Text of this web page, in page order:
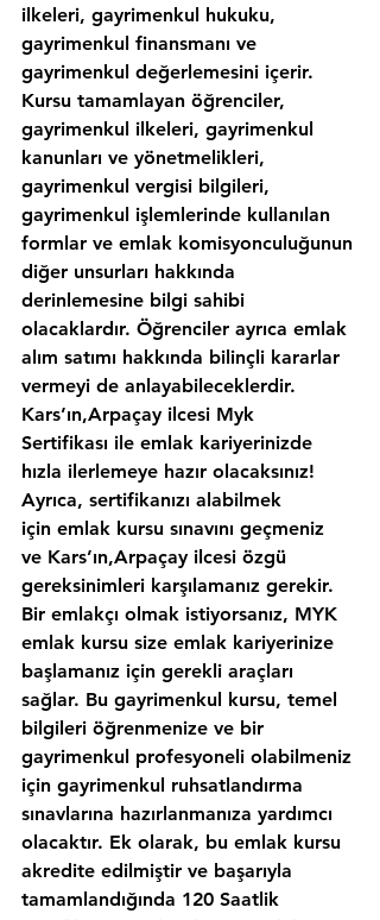
ilkeleri, gayrimenkul hukuku,
gayrimenkul finansmanı ve
gayrimenkul değerlemesini içerir.
Kursu tamamlayan öğrenciler,
gayrimenkul ilkeleri, gayrimenkul
kanunları ve yönetmelikleri,
gayrimenkul vergisi bilgileri,
gayrimenkul işlemlerinde kullanılan
formlar ve emlak komisyonculuğunun
diğer unsurları hakkında
derinlemesine bilgi sahibi
olacaklardır. Öğrenciler ayrıca emlak
alım satımı hakkında bilinçli kararlar
vermeyi de anlayabileceklerdir.
Kars’ın,Arpaçay ilcesi Myk
Sertifikası ile emlak kariyerinizde
hızla ilerlemeye hazır olacaksınız!
Ayrıca, sertifikanızı alabilmek
için emlak kursu sınavını geçmeniz
ve Kars’ın,Arpaçay ilcesi özgü
gereksinimleri karşılamanız gerekir.
Bir emlakçı olmak istiyorsanız, MYK
emlak kursu size emlak kariyerinize
başlamanız için gerekli araçları
sağlar. Bu gayrimenkul kursu, temel
bilgileri öğrenmenize ve bir
gayrimenkul profesyoneli olabilmeniz
için gayrimenkul ruhsatlandırma
sınavlarına hazırlanmanıza yardımcı
olacaktır. Ek olarak, bu emlak kursu
akredite edilmiştir ve başarıyla
tamamlandığında 120 Saatlik